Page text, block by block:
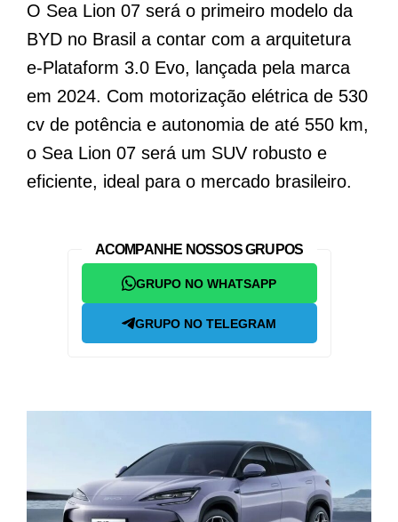
O Sea Lion 07 será o primeiro modelo da
BYD no Brasil a contar com a arquitetura
e-Plataform 3.0 Evo, lançada pela marca
em 2024. Com motorização elétrica de 530
cv de potência e autonomia de até 550 km,
o Sea Lion 07 será um SUV robusto e
eficiente, ideal para o mercado brasileiro.
ACOMPANHE NOSSOS GRUPOS
GRUPO NO WHATSAPP
GRUPO NO TELEGRAM